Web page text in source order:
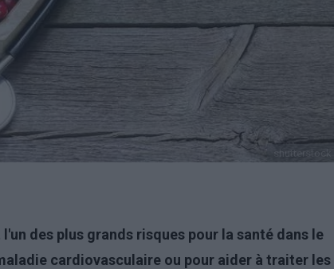
shutterstock
des plus grands risques pour la santé dans le
cardiovasculaire ou pour aider à traiter les